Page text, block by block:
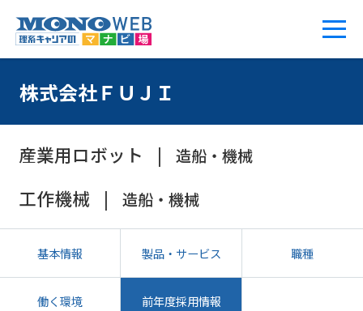
株式会社ＦＵＪＩ
産業用ロボット 造船・機械
工作機械 造船・機械
基本情報 製品・サービス 職種
働く環境 前年度採用情報